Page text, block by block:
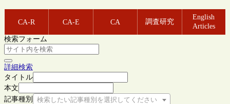
CA-R CA-E CA 調査研究
English
Articles
検索フォーム
詳細検索
タイトル
本文
記事種別
検索したい記事種別を選択してください